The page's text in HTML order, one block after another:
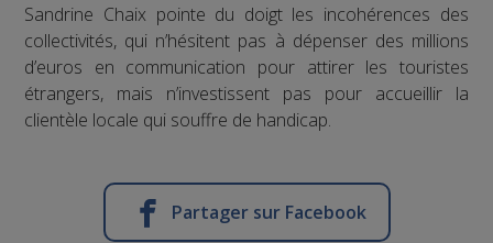
Sandrine Chaix pointe du doigt les incohérences des
collectivités, qui n’hésitent pas à dépenser des millions
d’euros en communication pour attirer les touristes
étrangers, mais n’investissent pas pour accueillir la
clientèle locale qui souffre de handicap.
Partager sur Facebook